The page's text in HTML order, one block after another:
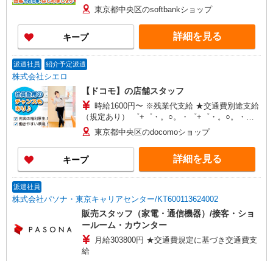
+゜ 入社祝い金10万円支給(規定有) お友達を紹介
頂くと, インセンティブ支給(規定有) ★月2回払
い・週払い可能（規程有）★ ゜・。○。・゜
+゜・。○。・゜+゜
東京都中央区のsoftbankショップ
キープ 詳細を見る
派遣社員 紹介予定派遣
株式会社シエロ
【ドコモ】の店舗スタッフ
時給1600円〜 ※残業代支給 ★交通費別途支給
（規定あり） ゜+゜・。○。・゜+゜・。○。・゜
+゜ 入社祝い金10万円支給(規定有) お友達を紹介
頂くと, インセンティブ支給(規定有) ★月2回払
い・週払い可能（規程有）★ ゜・。○。・゜
+゜・。○。・゜+゜
東京都中央区のdocomoショップ
キープ 詳細を見る
派遣社員
株式会社パソナ・東京キャリアセンター/KT600113624002
販売スタッフ（家電・通信機器）/接客・ショ
ールーム・カウンター
月給303800円 ★交通費規定に基づき交通費支
給